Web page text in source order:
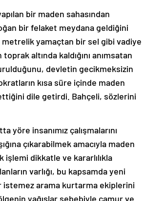
bir maden sahasından
bir felaket meydana geldiğini
yamaçtan bir sel gibi vadiye
altında kaldığını anımsatan
devletin gecikmeksizin
kısa süre içinde maden
dile getirdi. Bahçeli, sözlerini
yöre insanımız çalışmalarını
çıkarabilmek amacıyla maden
işlemi dikkatle ve kararlılıkla
varlığı, bu kapsamda yeni
istemez arama kurtarma ekiplerini
yağışlar sebebiyle çamur ve